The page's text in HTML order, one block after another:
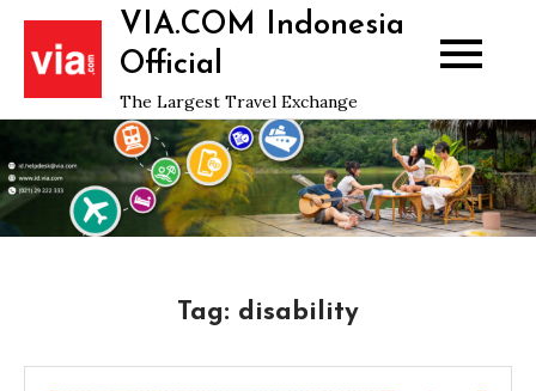
Skip
content
VIA.COM Indonesia
Official
The Largest Travel Exchange
Tag: disability